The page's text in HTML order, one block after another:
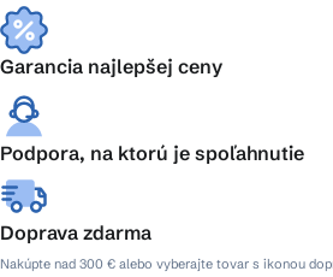
Garancia najlepšej ceny
Podpora, na ktorú je spoľahnutie
Doprava zdarma
Nakúpte nad 300 € alebo vyberajte tovar s ikonou